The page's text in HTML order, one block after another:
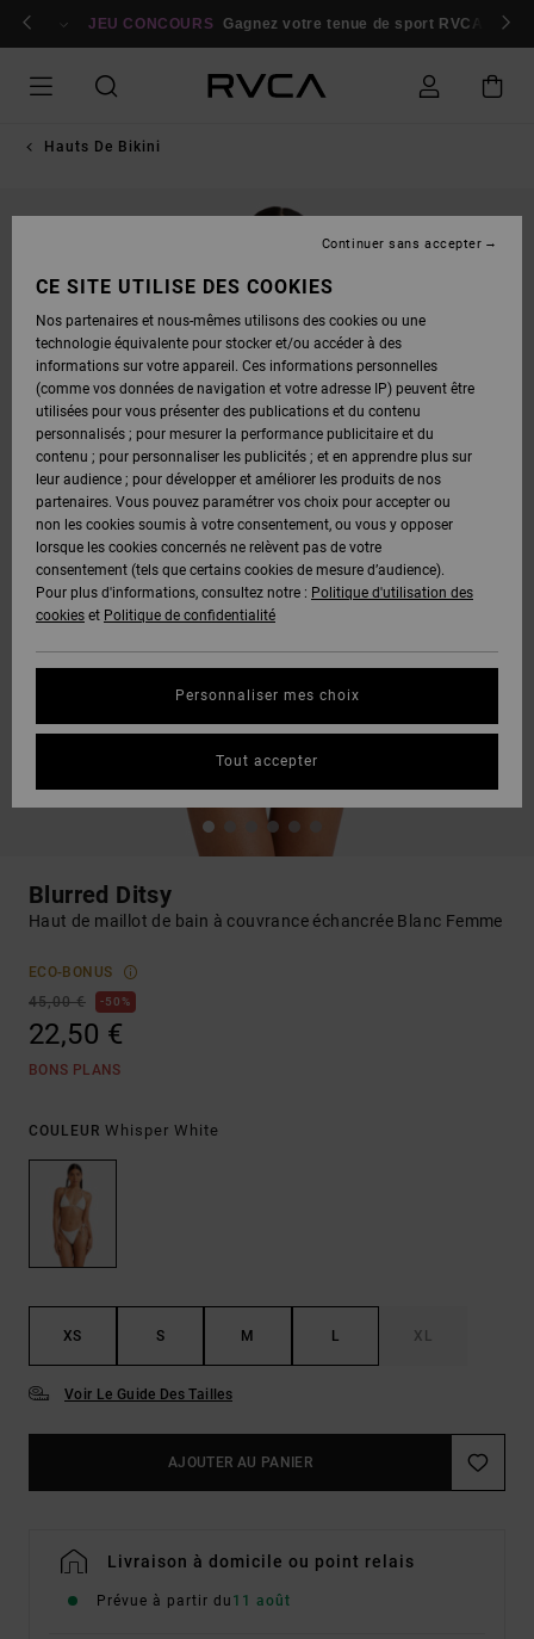
Se connecter / s'inscrire
JEU CONCOURS Gagnez votre tenue de sport RVCA
Hauts De Bikini
Blurred Ditsy
Haut de maillot de bain à couvrance échancrée Blanc Femme
ECO-BONUS
45,00 €
50%
22,50 €
BONS PLANS
COULEUR Whisper White
XS S M L XL
Voir Le Guide Des Tailles
AJOUTER AU PANIER
Livraison à domicile ou point relais
Prévue à partir du 11 août
CE SITE UTILISE DES COOKIES
Nos partenaires et nous-mêmes utilisons des cookies ou une
technologie équivalente pour stocker et/ou accéder à des
informations sur votre appareil. Ces informations personnelles
(comme vos données de navigation et votre adresse IP) peuvent être
utilisées pour vous présenter des publications et du contenu
personnalisés ; pour mesurer la performance publicitaire et du
contenu ; pour personnaliser les publicités ; et en apprendre plus sur
leur audience ; pour développer et améliorer les produits de nos
partenaires. Vous pouvez paramétrer vos choix pour accepter ou
non les cookies soumis à votre consentement, ou vous y opposer
lorsque les cookies concernés ne relèvent pas de votre
consentement (tels que certains cookies de mesure d’audience).
Pour plus d'informations, consultez notre : Politique d'utilisation des
cookies et Politique de confidentialité
Personnaliser mes choix
Continuer sans accepter
Tout accepter